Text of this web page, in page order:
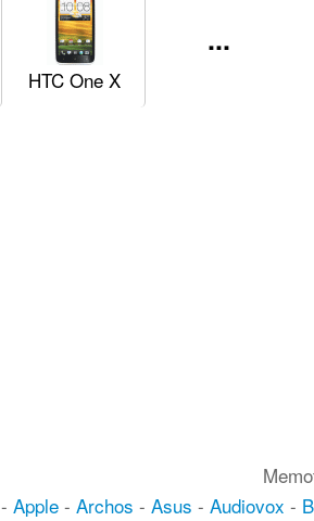
HTC One X
...
-Apple -Archos -Asus -Audiovox -